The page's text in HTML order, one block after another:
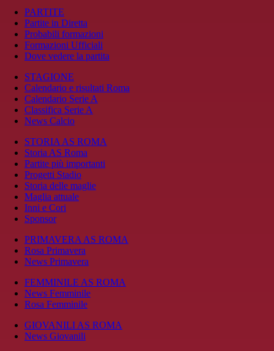
PARTITE
Partite in Diretta
Probabili formazioni
Formazioni Ufficiali
Dove vedere la partita
STAGIONE
Calendario e risultati Roma
Calendario Serie A
Classifica Serie A
News Calcio
STORIA AS ROMA
Storia AS Roma
Partite più importanti
Progetti Stadio
Storia delle maglie
Maglia attuale
Inni e Cori
Sponsor
PRIMAVERA AS ROMA
Rosa Primavera
News Primavera
FEMMINILE AS ROMA
News Femminile
Rosa Femminile
GIOVANILI AS ROMA
News Giovanili